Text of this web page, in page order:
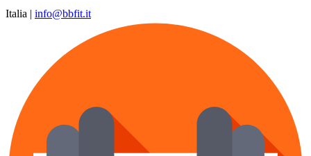
Italia | info@bbfit.it